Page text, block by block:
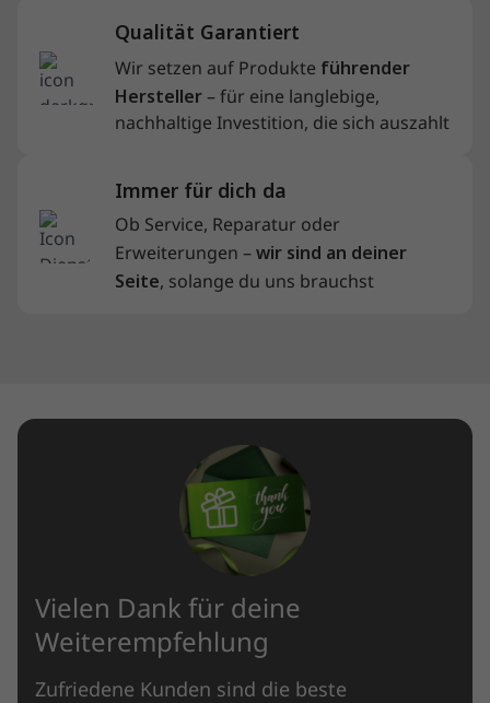
Qualität Garantiert
Wir setzen auf Produkte führender
Hersteller– für eine langlebige,
nachhaltige Investition, die sich auszahlt
Immer für dich da
Ob Service, Reparatur oder
Erweiterungen –wir sind an deiner
Seite, solange du uns brauchst
Vielen Dank für deine
Weiterempfehlung
Zufriedene Kunden sind die beste